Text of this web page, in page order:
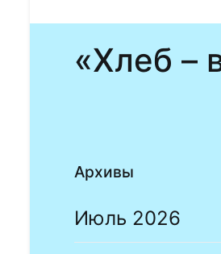
«Хлеб –
Архивы
Июль 2026